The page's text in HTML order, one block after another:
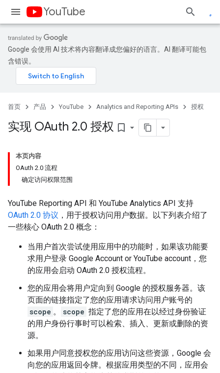
YouTube
Google 会使用 AI 技术将内容翻译成您偏好的语言。AI 翻译可能包
含错误。
首页 产品 YouTube Analytics and Reporting APIs 授权
实现 OAuth 2.0 授权 bookmark_border
本页内容
OAuth 2.0 流程
确定访问权限范围
YouTube Reporting API 和 YouTube Analytics API 支持
OAuth 2.0 协议 ，用于授权访问用户数据。以下列表介绍了
一些核心 OAuth 2.0 概念：
当用户首次尝试使用应用中的功能时，如果该功能要
求用户登录 Google Account or YouTube account ，您
的应用会启动 OAuth 2.0 授权流程。
您的应用会将用户定向到 Google 的授权服务器。该
页面的链接指定了您的应用请求访问用户账号的
scope 。 scope 指定了您的应用在以经过身份验证
的用户身份行事时可以检索、插入、更新或删除的资
源。
如果用户同意授权您的应用访问这些资源，Google 会
向您的应用返回令牌。根据应用类型的不同，应用会